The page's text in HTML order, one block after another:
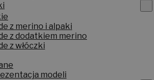
z merino i alpaki
z dodatkiem merino
z włóczki
modeli